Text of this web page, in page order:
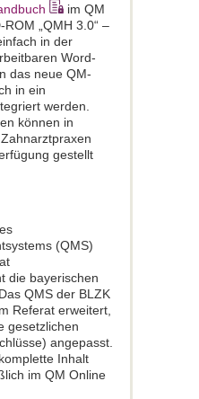
im QM
„QMH 3.0“ –
in der
Word-
das neue QM-
in ein
werden.
können in
gestellt
(QMS)
die bayerischen
QMS der BLZK
Referat erweitert,
gesetzlichen
angepasst.
Inhalt
im QM Online